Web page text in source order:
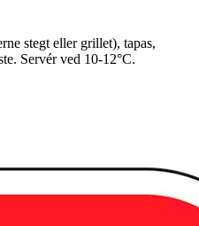
stegt eller grillet), tapas,
Servér ved 10-12°C.